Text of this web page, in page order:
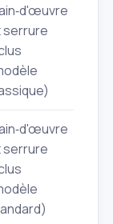
serrure
serrure